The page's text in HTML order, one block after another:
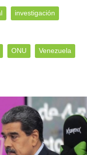
investigación
ONU Venezuela